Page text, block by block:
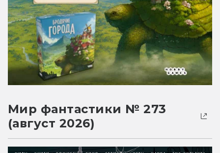
Мир фантастики № 273
(август 2026)